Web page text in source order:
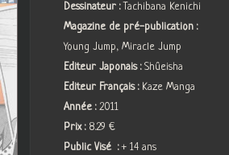
Dessinateur : Tachibana Kenichi
Magazine de pré-publication :
Young Jump, Miracle Jump
Editeur Japonais :Shûeisha
Editeur Français : Kaze Manga
Année :2011
Prix : 8.29 €
Public Visé :+ 14 ans